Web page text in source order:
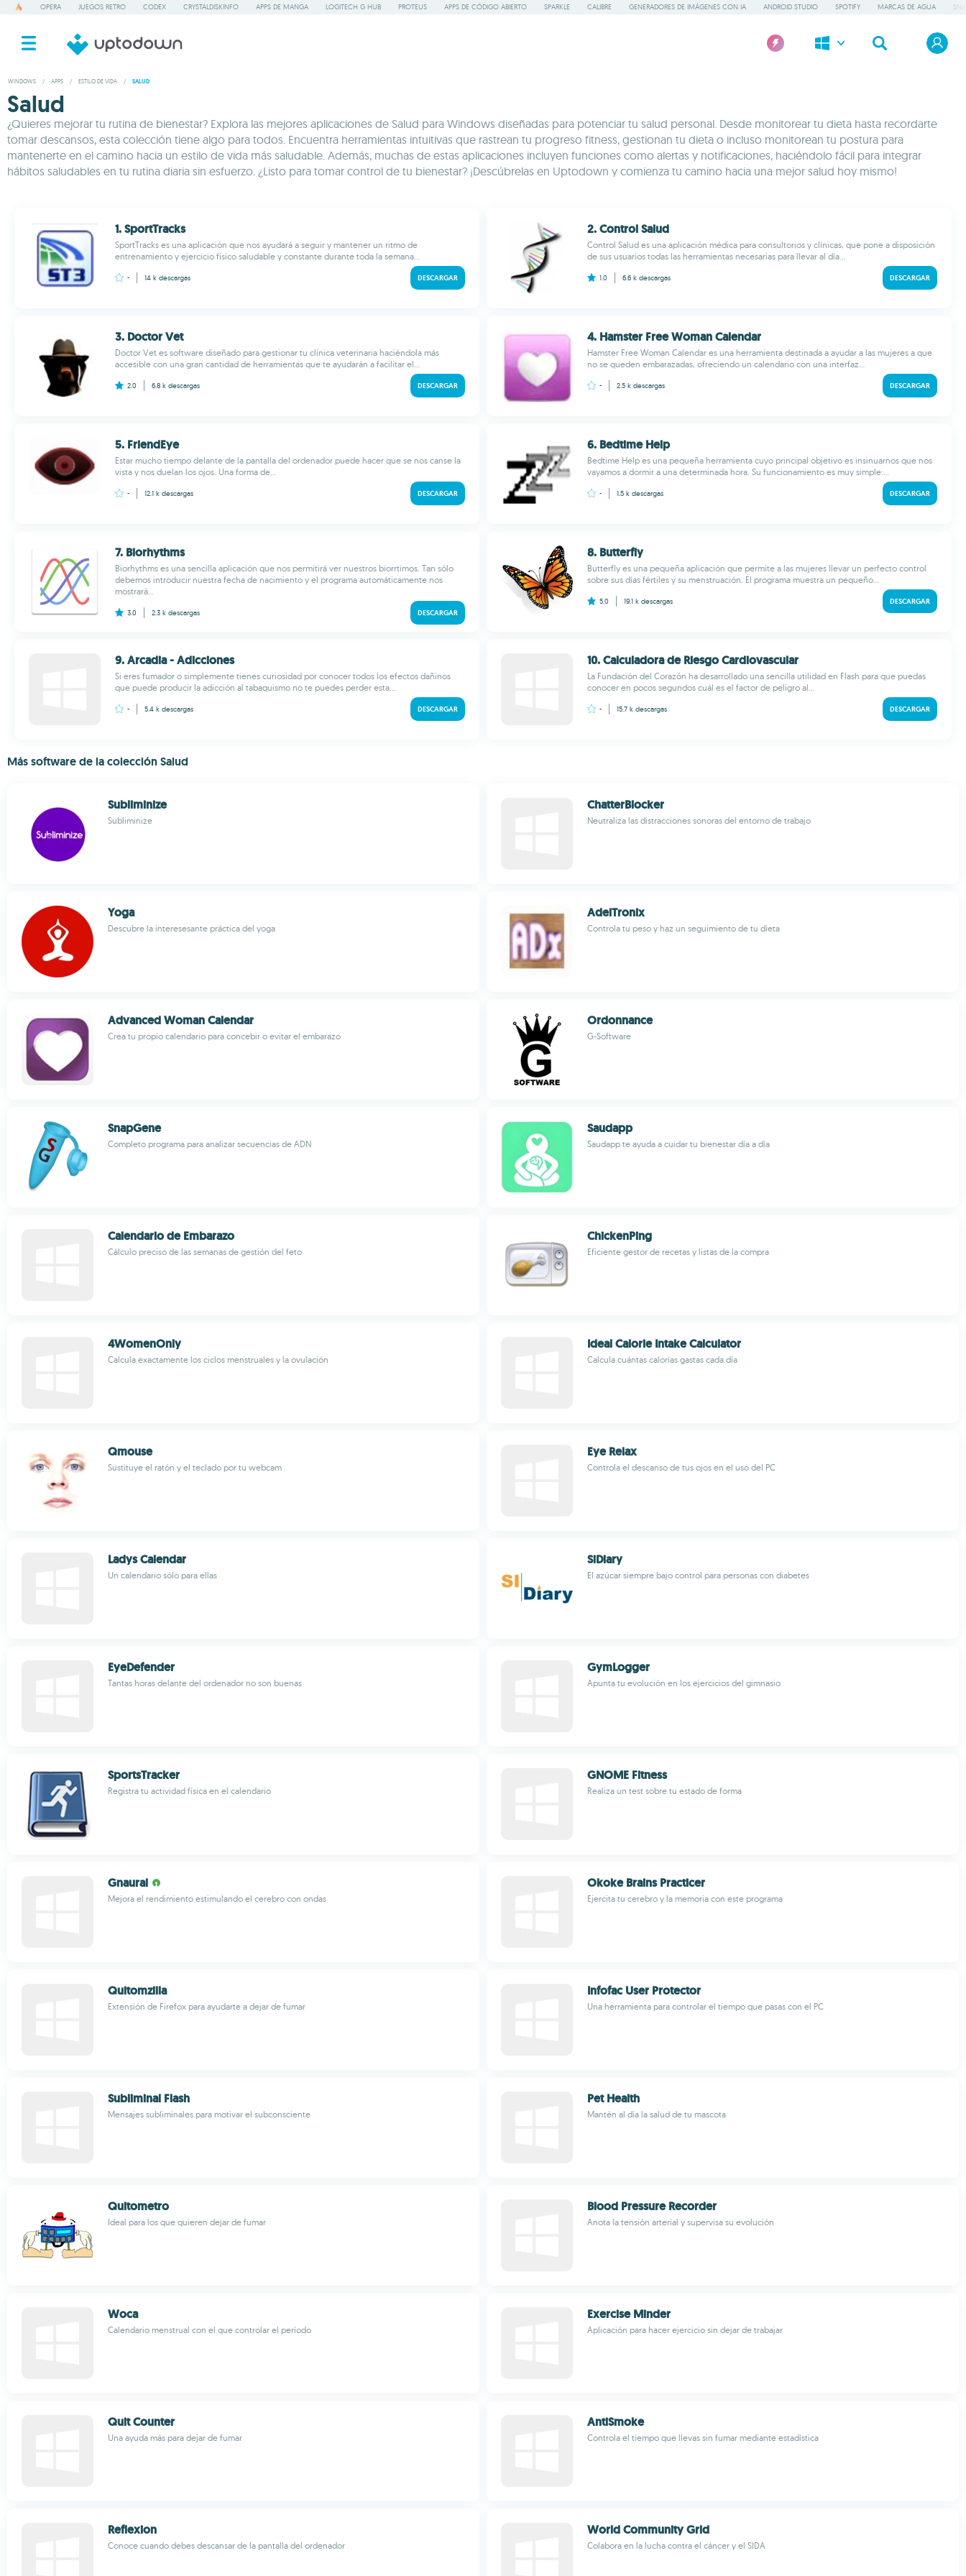
OPERA JUEGOS RETRO CODEX CRYSTALDISKINFO APPS DE MANGA LOGITECH G HUB PROTEUS APPS DE CÓDIGO ABIERTO SPARKLE CALIBRE GENERADORES DE IMÁGENES CON IA ANDROID STUDIO SPOTIFY MARCAS DE AGUA
WINDOWS / APPS / ESTILO DE VIDA / SALUD
Salud
¿Quieres mejorar tu rutina de bienestar? Explora las mejores aplicaciones de Salud para Windows diseñadas para potenciar tu salud personal. Desde monitorear tu dieta hasta recordarte
tomar descansos, esta colección tiene algo para todos. Encuentra herramientas intuitivas que rastrean tu progreso fitness, gestionan tu dieta o incluso monitorean tu postura para
mantenerte en el camino hacia un estilo de vida más saludable. Además, muchas de estas aplicaciones incluyen funciones como alertas y notificaciones, haciéndolo fácil para integrar
hábitos saludables en tu rutina diaria sin esfuerzo. ¿Listo para tomar control de tu bienestar? ¡Descúbrelas en Uptodown y comienza tu camino hacia una mejor salud hoy mismo!
1. SportTracks
SportTracks es una aplicación que nos ayudará a seguir y mantener un ritmo de
entrenamiento y ejercicio físico saludable y constante durante toda la semana...
- 14 k descargas DESCARGAR
2. Control Salud
Control Salud es una aplicación médica para consultorios y clínicas, que pone a disposición
de sus usuarios todas las herramientas necesarias para llevar al día...
1.0 6.6 k descargas DESCARGAR
3. Doctor Vet
Doctor Vet es software diseñado para gestionar tu clínica veterinaria haciéndola más
accesible con una gran cantidad de herramientas que te ayudarán a facilitar el...
2.0 6.8 k descargas DESCARGAR
4. Hamster Free Woman Calendar
Hamster Free Woman Calendar es una herramienta destinada a ayudar a las mujeres a que
no se queden embarazadas, ofreciendo un calendario con una interfaz...
- 2.5 k descargas DESCARGAR
5. FriendEye
Estar mucho tiempo delante de la pantalla del ordenador puede hacer que se nos canse la
vista y nos duelan los ojos. Una forma de...
- 12.1 k descargas DESCARGAR
6. Bedtime Help
Bedtime Help es una pequeña herramienta cuyo principal objetivo es insinuarnos que nos
vayamos a dormir a una determinada hora. Su funcionamiento es muy simple:...
- 1.5 k descargas DESCARGAR
7. Biorhythms
Biorhythms es una sencilla aplicación que nos permitirá ver nuestros biorrtimos. Tan sólo
debemos introducir nuestra fecha de nacimiento y el programa automáticamente nos
mostrará...
3.0 2.3 k descargas DESCARGAR
8. Butterfly
Butterfly es una pequeña aplicación que permite a las mujeres llevar un perfecto control
sobre sus días fértiles y su menstruación. El programa muestra un pequeño...
5.0 19.1 k descargas DESCARGAR
9. Arcadia - Adicciones
Si eres fumador o simplemente tienes curiosidad por conocer todos los efectos dañinos
que puede producir la adicción al tabaquismo no te puedes perder esta...
- 5.4 k descargas DESCARGAR
10. Calculadora de Riesgo Cardiovascular
La Fundación del Corazón ha desarrollado una sencilla utilidad en Flash para que puedas
conocer en pocos segundos cuál es el factor de peligro al...
- 15.7 k descargas DESCARGAR
Más software de la colección Salud
Subliminize
Subliminize
ChatterBlocker
Neutraliza las distracciones sonoras del entorno de trabajo
Yoga
Descubre la interesesante práctica del yoga
AdelTronix
Controla tu peso y haz un seguimiento de tu dieta
Advanced Woman Calendar
Crea tu propio calendario para concebir o evitar el embarazo
Ordonnance
G-Software
SnapGene
Completo programa para analizar secuencias de ADN
Saudapp
Saudapp te ayuda a cuidar tu bienestar día a día
Calendario de Embarazo
Cálculo preciso de las semanas de gestión del feto
ChickenPing
Eficiente gestor de recetas y listas de la compra
4WomenOnly
Calcula exactamente los ciclos menstruales y la ovulación
Ideal Calorie Intake Calculator
Calcula cuántas calorías gastas cada día
Qmouse
Sustituye el ratón y el teclado por tu webcam
Eye Relax
Controla el descanso de tus ojos en el uso del PC
Ladys Calendar
Un calendario sólo para ellas
SiDiary
El azúcar siempre bajo control para personas con diabetes
EyeDefender
Tantas horas delante del ordenador no son buenas
GymLogger
Apunta tu evolución en los ejercicios del gimnasio
SportsTracker
Registra tu actividad física en el calendario
GNOME Fitness
Realiza un test sobre tu estado de forma
Gnaural
Mejora el rendimiento estimulando el cerebro con ondas
Okoke Brains Practicer
Ejercita tu cerebro y la memoria con este programa
Quitomzilla
Extensión de Firefox para ayudarte a dejar de fumar
Infofac User Protector
Una herramienta para controlar el tiempo que pasas con el PC
Subliminal Flash
Mensajes subliminales para motivar el subconsciente
Pet Health
Mantén al día la salud de tu mascota
Quitometro
Ideal para los que quieren dejar de fumar
Blood Pressure Recorder
Anota la tensión arterial y supervisa su evolución
Woca
Calendario menstrual con el que controlar el período
Exercise Minder
Aplicación para hacer ejercicio sin dejar de trabajar
Quit Counter
Una ayuda más para dejar de fumar
AntiSmoke
Controla el tiempo que llevas sin fumar mediante estadística
Reflexion
Conoce cuando debes descansar de la pantalla del ordenador
World Community Grid
Colabora en la lucha contra el cáncer y el SIDA